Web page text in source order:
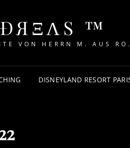
™
VON HERRN M. AUS RO.
DISNEYLAND RESORT